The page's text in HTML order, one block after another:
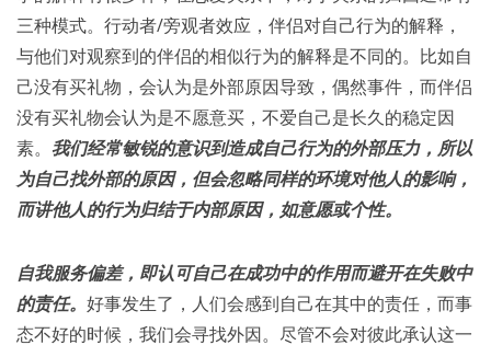
三种模式。行动者/旁观者效应，伴侣对自己行为的解释，
与他们对观察到的伴侣的相似行为的解释是不同的。比如自
己没有买礼物，会认为是外部原因导致，偶然事件，而伴侣
没有买礼物会认为是不愿意买，不爱自己是长久的稳定因
素。 我们经常敏锐的意识到造成自己行为的外部压力，所以
为自己找外部的原因，但会忽略同样的环境对他人的影响，
而讲他人的行为归结于内部原因，如意愿或个性。
自我服务偏差，即认可自己在成功中的作用而避开在失败中
的责任。 好事发生了，人们会感到自己在其中的责任，而事
态不好的时候，我们会寻找外因。尽管不会对彼此承认这一